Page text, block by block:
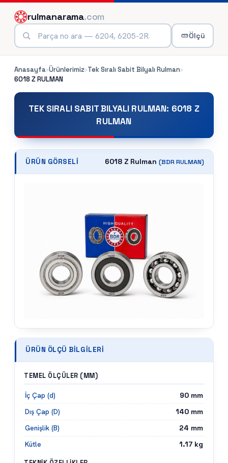
rulmanarama.com
Ölçü
Anasayfa›Ürünlerimiz›Tek Sıralı Sabit Bilyalı Rulman›
6018 ZRULMAN
TEK SIRALI SABIT BILYALI RULMAN: 6018 Z
RULMAN
ÜRÜN GÖRSELI 6018 Z Rulman (BDRRULMAN)
ÜRÜN ÖLÇÜ BILGILERI
TEMEL ÖLÇÜLER (MM)
İç Çap (d) 90 mm
Dış Çap (D)
140 mm
Genişlik (B)
24 mm
Kütle
1.17 kg